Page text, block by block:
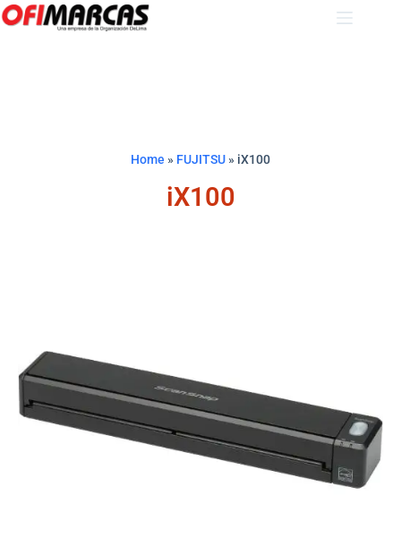
Home » FUJITSU » iX100
iX100